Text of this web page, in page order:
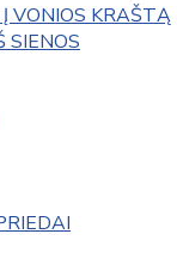
VONIOS KRAŠTĄ
SIENOS